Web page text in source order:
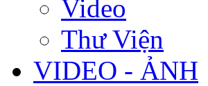
Video
Thư Viện
VIDEO - ẢNH